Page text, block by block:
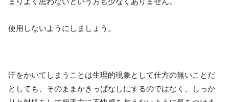
使用しないようにしましょう。
汗をかいてしまうことは生理的現象として仕方の無いことだ
としても、そのままかきっぱなしにするのではなく、しっか